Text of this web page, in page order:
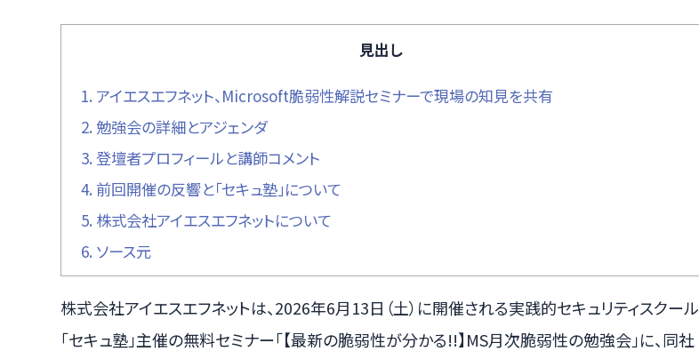
見出し
1. アイエスエフネット、Microsoft脆弱性解説セミナーで現場の知見を共有
2. 勉強会の詳細とアジェンダ
3. 登壇者プロフィールと講師コメント
4. 前回開催の反響と「セキュ塾」について
5. 株式会社アイエスエフネットについて
6. ソース元
株式会社アイエスエフネットは、2026年6月13日（土）に開催される実践的セキュリティスクール
「セキュ塾」主催の無料セミナー「【最新の脆弱性が分かる!!】MS月次脆弱性の勉強会」に、同社